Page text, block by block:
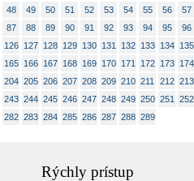
48 49 50 51 52 53 54 55 56
57
87 88 89 90 91 92 93 94 95
96
126 127 128 129 130 131 132 133 134
135
165 166 167 168 169 170 171 172 173
174
204 205 206 207 208 209 210 211 212 213
243 244 245 246 247 248 249 250 251
252
282 283 284 285 286 287 288 289
Rýchly prístup